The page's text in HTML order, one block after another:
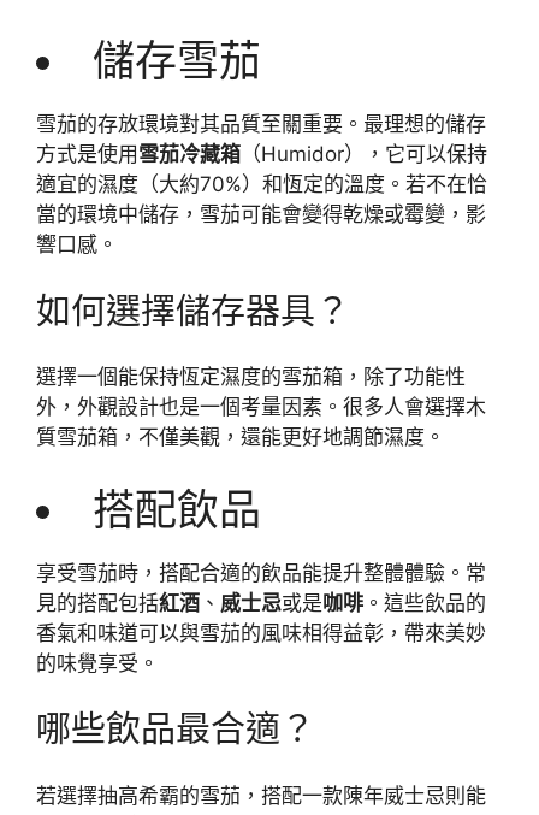
儲存雪茄
雪茄的存放環境對其品質至關重要。最理想的儲存
方式是使用 雪茄冷藏箱 （Humidor），它可以保持
適宜的濕度（大約70%）和恆定的溫度。若不在恰
當的環境中儲存，雪茄可能會變得乾燥或霉變，影
響口感。
如何選擇儲存器具？
選擇一個能保持恆定濕度的雪茄箱，除了功能性
外，外觀設計也是一個考量因素。很多人會選擇木
質雪茄箱，不僅美觀，還能更好地調節濕度。
搭配飲品
享受雪茄時，搭配合適的飲品能提升整體體驗。常
見的搭配包括紅酒 、 威士忌或是咖啡 。這些飲品的
香氣和味道可以與雪茄的風味相得益彰，帶來美妙
的味覺享受。
哪些飲品最合適？
若選擇抽高希霸的雪茄，搭配一款陳年威士忌則能